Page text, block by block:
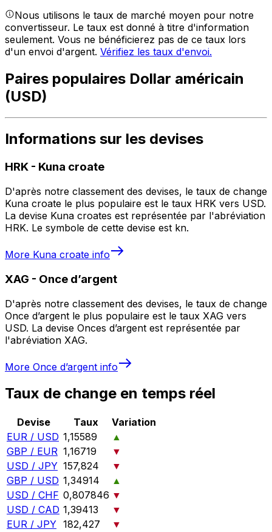
Nous utilisons le taux de marché moyen pour notre
convertisseur. Le taux est donné à titre d'information
seulement. Vous ne bénéficierez pas de ce taux lors
d'un envoi d'argent. Vérifiez les taux d'envoi.
Paires populaires Dollar américain
(USD)
Informations sur les devises
HRK - Kuna croate
D'après notre classement des devises, le taux de change
Kuna croate le plus populaire est le taux HRK vers USD.
La devise Kuna croates est représentée par l'abréviation
HRK. Le symbole de cette devise est kn.
More Kuna croate info
XAG - Once d’argent
D'après notre classement des devises, le taux de change
Once d’argent le plus populaire est le taux XAG vers
USD. La devise Onces d’argent est représentée par
l'abréviation XAG.
More Once d’argent info
Taux de change en temps réel
Devise Taux
Variation
EUR / USD 1,15589
▲
GBP / EUR 1,16719
▼
USD / JPY 157,824
▼
GBP / USD 1,34914
▲
USD / CHF 0,807846 ▼
USD / CAD 1,39413
▼
EUR / JPY 182,427
▼